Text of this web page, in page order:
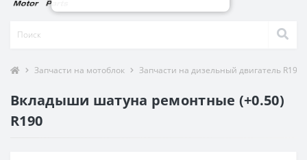
Запчасти на мотоблок Запчасти на дизельный двигатель R190
Вкладыши шатуна ремонтные (+0.50)
R190